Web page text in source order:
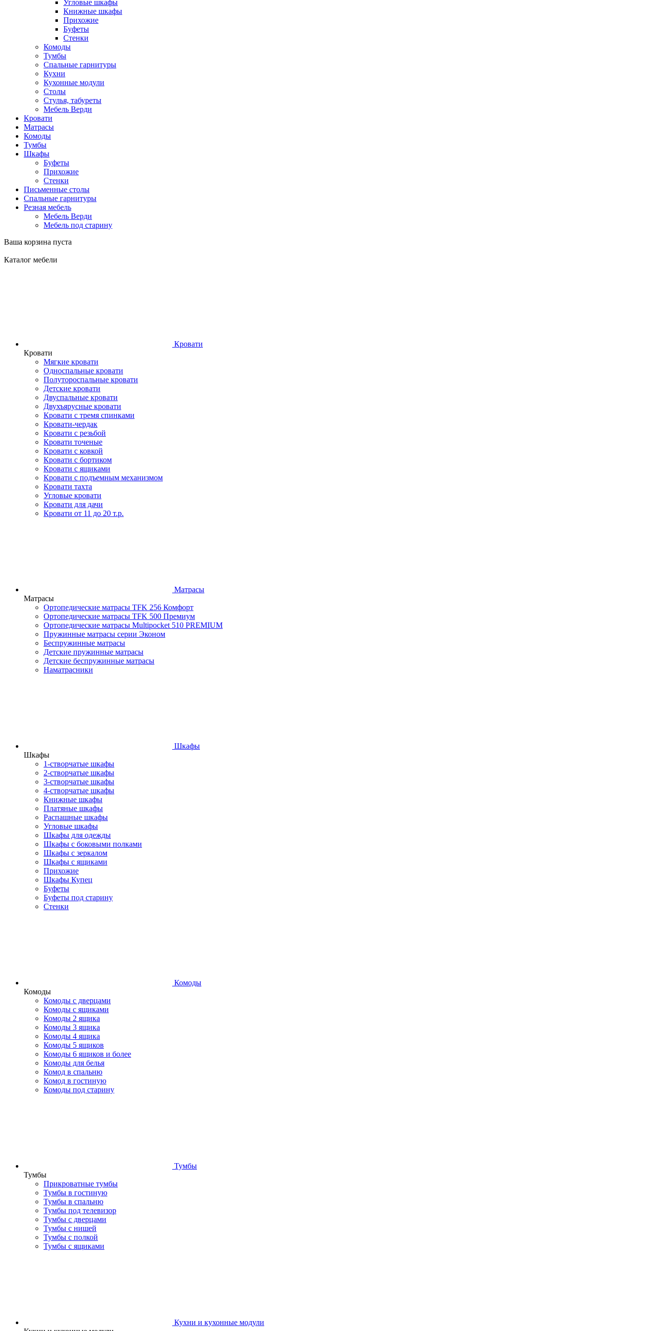
Угловые шкафы
Книжные шкафы
Прихожие
Буфеты
Стенки
Комоды
Тумбы
Спальные гарнитуры
Кухни
Кухонные модули
Столы
Стулья, табуреты
Мебель Верди
Кровати
Матрасы
Комоды
Тумбы
Шкафы
Буфеты
Прихожие
Стенки
Письменные столы
Спальные гарнитуры
Резная мебель
Мебель Верди
Мебель под старину
Ваша корзина пуста
Каталог мебели
Кровати
Кровати
Мягкие кровати
Односпальные кровати
Полутороспальные кровати
Детские кровати
Двуспальные кровати
Двухъярусные кровати
Кровати с тремя спинками
Кровати-чердак
Кровати с резьбой
Кровати точеные
Кровати с ковкой
Кровати с бортиком
Кровати с ящиками
Кровати с подъемным механизмом
Кровати тахта
Угловые кровати
Кровати для дачи
Кровати от 11 до 20 т.р.
Матрасы
Матрасы
Ортопедические матрасы TFK 256 Комфорт
Ортопедические матрасы TFK 500 Премиум
Ортопедические матрасы Multipocket 510 PREMIUM
Пружинные матрасы серии Эконом
Беспружинные матрасы
Детские пружинные матрасы
Детские беспружинные матрасы
Наматрасники
Шкафы
Шкафы
1-створчатые шкафы
2-створчатые шкафы
3-створчатые шкафы
4-створчатые шкафы
Книжные шкафы
Платяные шкафы
Распашные шкафы
Угловые шкафы
Шкафы для одежды
Шкафы с боковыми полками
Шкафы с зеркалом
Шкафы с ящиками
Прихожие
Шкафы Купец
Буфеты
Буфеты под старину
Стенки
Комоды
Комоды
Комоды с дверцами
Комоды с ящиками
Комоды 2 ящика
Комоды 3 ящика
Комоды 4 ящика
Комоды 5 ящиков
Комоды 6 ящиков и более
Комоды для белья
Комод в спальню
Комод в гостиную
Комоды под старину
Тумбы
Тумбы
Прикроватные тумбы
Тумбы в гостиную
Тумбы в спальню
Тумбы под телевизор
Тумбы с дверцами
Тумбы с нишей
Тумбы с полкой
Тумбы с ящиками
Кухни и кухонные модули